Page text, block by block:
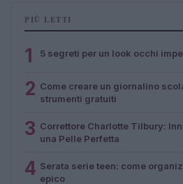
PIÙ LETTI
1 5 segreti per un look occhi
2 Come creare un giornalino
strumenti gratuiti
3 Correttore Charlotte Tilbury:
una Pelle Perfetta
4 Serata serie teen: come
epico